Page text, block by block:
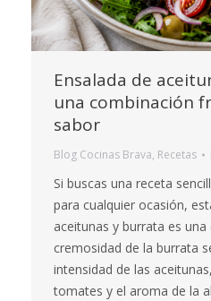
Ensalada de
una combinación
sabor
Blog Cocinas Brava, Recetas
Si buscas una receta
para cualquier ocasión,
aceitunas y burrata es
cremosidad de la burrata
intensidad de las
tomates y el aroma de la